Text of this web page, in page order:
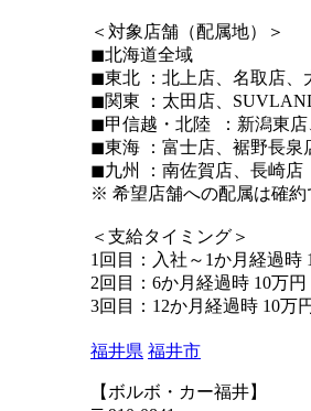
＜対象店舗（配属地）＞
◼︎北海道全域
◼︎東北 ：北上店、名取店、
◼︎関東 ：太田店、
◼︎甲信越・北陸 ：新潟東店
◼︎東海 ：富士店、裾野長泉
◼︎九州 ：南佐賀店、長崎店
※ 希望店舗への配属は確約
＜支給タイミング＞
1回目：入社～1か月経過時
2回目：6か月経過時 10万円
3回目：12か月経過時 10万
福井県 福井市
【ボルボ・カー福井】